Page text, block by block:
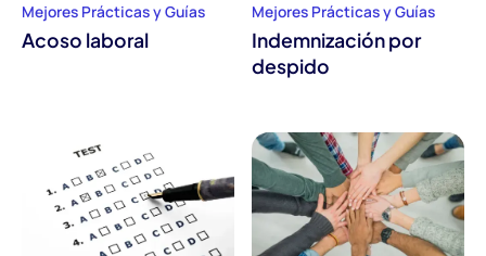
Mejores Prácticas y Guías
Acoso laboral
Mejores Prácticas y Guías
Indemnización por
despido